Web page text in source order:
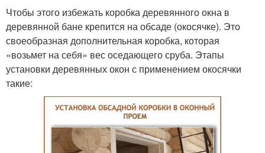
Чтобы этого избежать коробка деревянного окна в
деревянной бане крепится на обсаде (окосячке). Это
своеобразная дополнительная коробка, которая
«возьмет на себя» вес оседающего сруба. Этапы
установки деревянных окон с применением окосячки
такие: